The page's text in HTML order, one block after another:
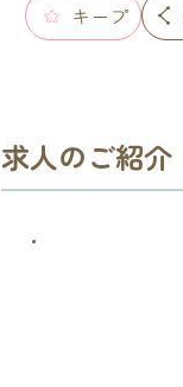
キープ
求人のご紹介
・